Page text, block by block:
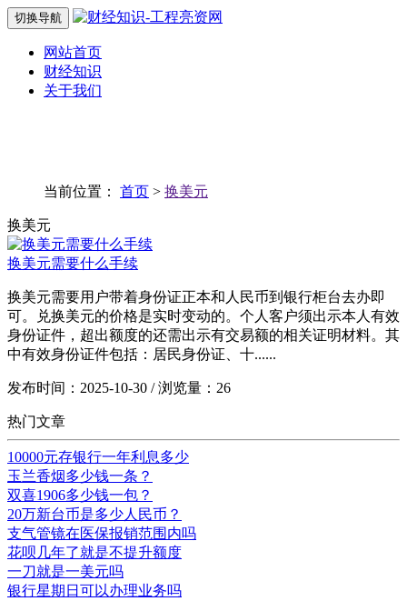
切换导航
网站首页
财经知识
关于我们
当前位置： 首页 > 换美元
换美元
换美元需要什么手续
换美元需要用户带着身份证正本和人民币到银行柜台去办即
可。兑换美元的价格是实时变动的。个人客户须出示本人有效
身份证件，超出额度的还需出示有交易额的相关证明材料。其
中有效身份证件包括：居民身份证、十......
发布时间：2025-10-30 / 浏览量：26
热门文章
10000元存银行一年利息多少
玉兰香烟多少钱一条？
双喜1906多少钱一包？
20万新台币是多少人民币？
支气管镜在医保报销范围内吗
花呗几年了就是不提升额度
一刀就是一美元吗
银行星期日可以办理业务吗